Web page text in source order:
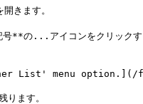
きます。
ます。